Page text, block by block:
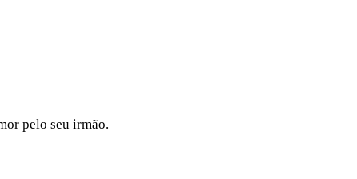
pelo seu irmão.